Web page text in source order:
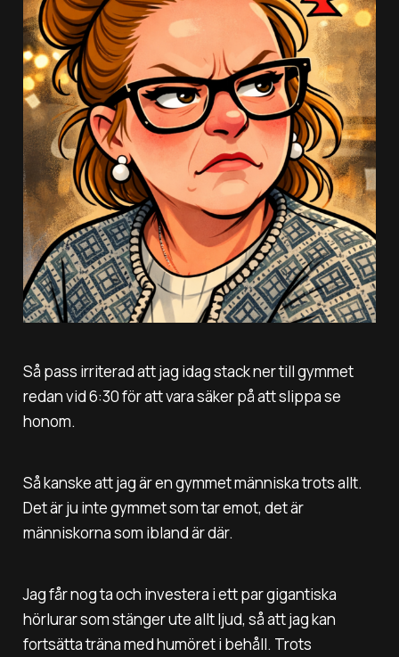
Så pass irriterad att jag idag stack ner till gymmet
redan vid 6:30 för att vara säker på att slippa se
honom.
Så kanske att jag är en gymmet människa trots allt.
Det är ju inte gymmet som tar emot, det är
människorna som ibland är där.
Jag får nog ta och investera i ett par gigantiska
hörlurar som stänger ute allt ljud, så att jag kan
fortsätta träna med humöret i behåll. Trots